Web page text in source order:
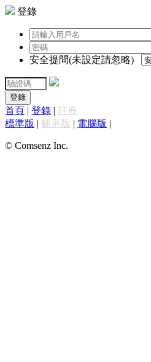
登錄
安全提問(未設定請忽略)
登錄
首頁 | 登錄 | 註冊
標準版 | 觸屏版 | 電腦版 |
© Comsenz Inc.